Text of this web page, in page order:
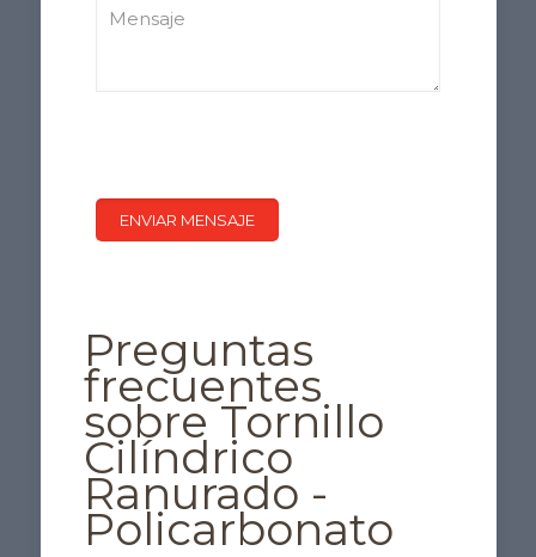
Preguntas
frecuentes
sobre Tornillo
Cilíndrico
Ranurado -
Policarbonato